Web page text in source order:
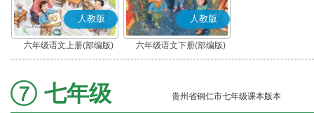
人教版
六年级语文上册(部编版)
人教版
六年级语文下册(部编版)
七年级 贵州省铜仁市七年级课本版本